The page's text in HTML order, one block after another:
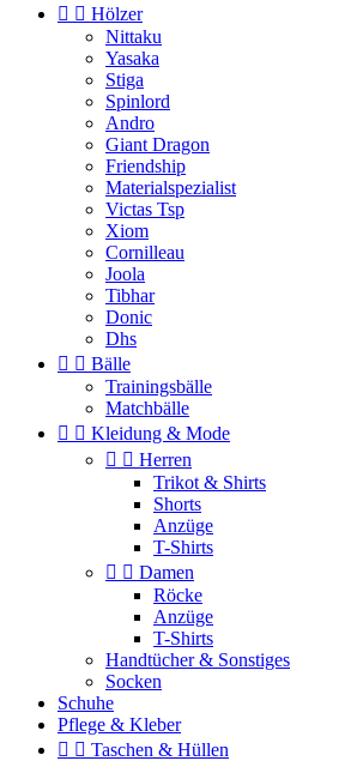
  Hölzer
Nittaku
Yasaka
Stiga
Spinlord
Andro
Giant Dragon
Friendship
Materialspezialist
Victas Tsp
Xiom
Cornilleau
Joola
Tibhar
Donic
Dhs
  Bälle
Trainingsbälle
Matchbälle
  Kleidung & Mode
  Herren
Trikot & Shirts
Shorts
Anzüge
T-Shirts
  Damen
Röcke
Anzüge
T-Shirts
Handtücher & Sonstiges
Socken
Schuhe
Pflege & Kleber
  Taschen & Hüllen